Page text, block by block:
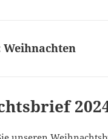
Weihnachten